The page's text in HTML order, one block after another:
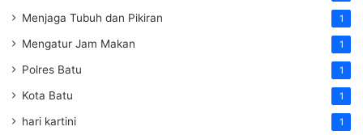
Menjaga Tubuh dan Pikiran 1
Mengatur Jam Makan 1
Polres Batu 1
Kota Batu 1
hari kartini 1